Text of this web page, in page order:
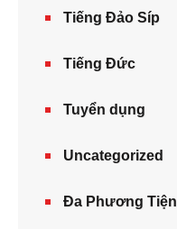
Tiếng Đảo Síp
Tiếng Đức
Tuyển dụng
Uncategorized
Đa Phương Tiện